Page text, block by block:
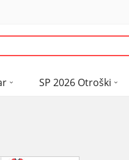
SP 2026 Otroški